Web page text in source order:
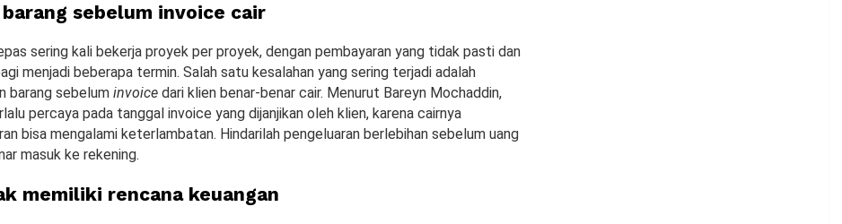
barang sebelum invoice cair
sering kali bekerja proyek per proyek, dengan pembayaran yang tidak pasti dan
menjadi beberapa termin. Salah satu kesalahan yang sering terjadi adalah
barang sebelum invoice dari klien benar-benar cair. Menurut Bareyn Mochaddin,
percaya pada tanggal invoice yang dijanjikan oleh klien, karena cairnya
bisa mengalami keterlambatan. Hindarilah pengeluaran berlebihan sebelum uang
masuk ke rekening.
memiliki rencana keuangan